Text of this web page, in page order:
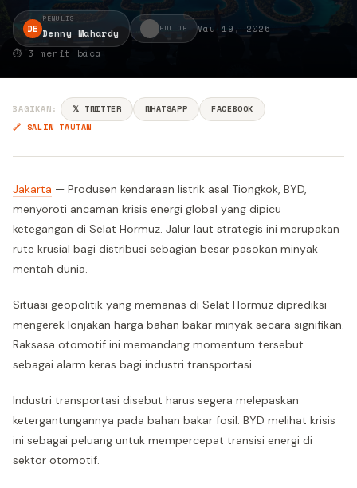
DE
PENULIS
Denny Mahardy EDITOR
May 19, 2026
⏱ 3 menit baca
BAGIKAN: 𝕏 TWITTER WHATSAPP
FACEBOOK
🔗 SALIN TAUTAN
Jakarta — Produsen kendaraan listrik asal Tiongkok, BYD,
menyoroti ancaman krisis energi global yang dipicu
ketegangan di Selat Hormuz. Jalur laut strategis ini merupakan
rute krusial bagi distribusi sebagian besar pasokan minyak
mentah dunia.
Situasi geopolitik yang memanas di Selat Hormuz diprediksi
mengerek lonjakan harga bahan bakar minyak secara signifikan.
Raksasa otomotif ini memandang momentum tersebut
sebagai alarm keras bagi industri transportasi.
Industri transportasi disebut harus segera melepaskan
ketergantungannya pada bahan bakar fosil. BYD melihat krisis
ini sebagai peluang untuk mempercepat transisi energi di
sektor otomotif.